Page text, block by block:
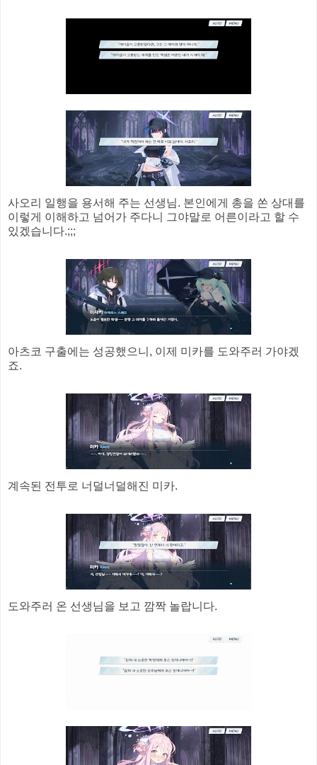
사오리 일행을 용서해 주는 선생님. 본인에게 총을 쏜 상대를
이렇게 이해하고 넘어가 주다니 그야말로 어른이라고 할 수
있겠습니다.;;;
아츠코 구출에는 성공했으니, 이제 미카를 도와주러 가야겠
죠.
계속된 전투로 너덜너덜해진 미카.
도와주러 온 선생님을 보고 깜짝 놀랍니다.